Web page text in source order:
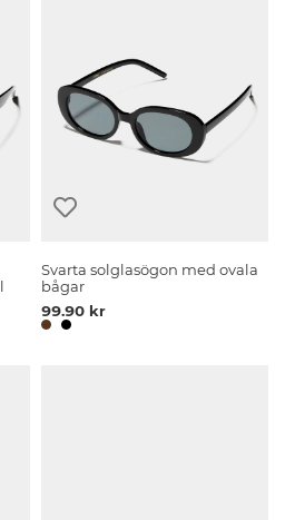
Svarta solglasögon med ovala
bågar
99.90 kr